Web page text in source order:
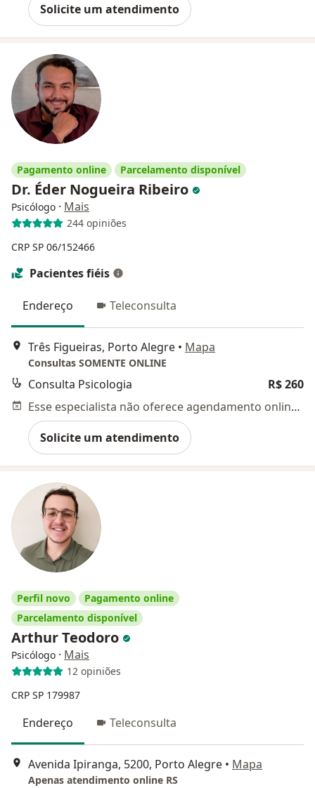
Solicite um atendimento
Pagamento online Parcelamento disponível
Dr. Éder Nogueira Ribeiro
Psicólogo · Mais
244 opiniões
CRP SP 06/152466
Pacientes fiéis
Endereço Teleconsulta
Três Figueiras, Porto Alegre • Mapa
Consultas SOMENTE ONLINE
Consulta Psicologia
R$ 260
Esse especialista não oferece agendamento online para esse endereço.
Solicite um atendimento
Perfil novo
Pagamento online
Parcelamento disponível
Arthur Teodoro
Psicólogo · Mais
12 opiniões
CRP SP 179987
Endereço Teleconsulta
Avenida Ipiranga, 5200, Porto Alegre • Mapa
Apenas atendimento online RS